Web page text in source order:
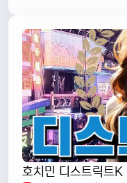
호치민 디스트릭트